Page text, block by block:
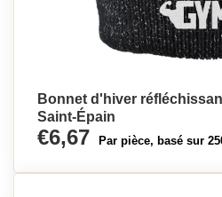
Bonnet d'hiver
Saint-Épain
€6,67 Par pièce, basé sur